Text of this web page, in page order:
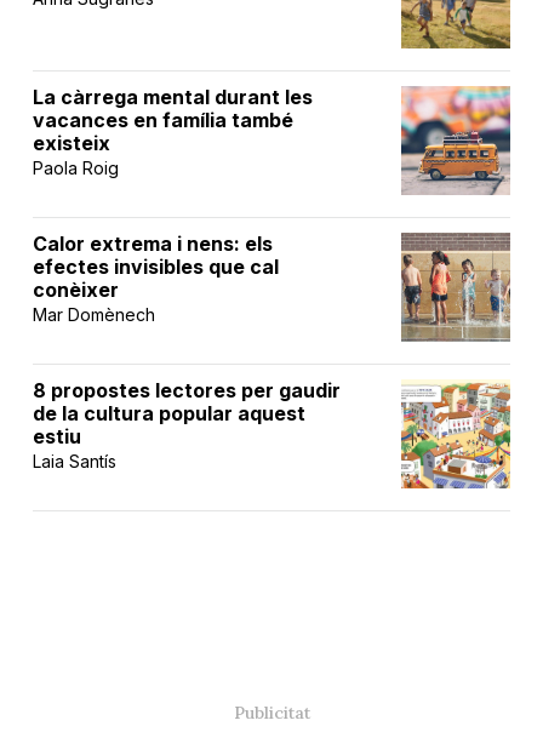
La càrrega mental durant les
vacances en família també
existeix
Paola Roig
Calor extrema i nens: els
efectes invisibles que cal
conèixer
Mar Domènech
8 propostes lectores per gaudir
de la cultura popular aquest
estiu
Laia Santís